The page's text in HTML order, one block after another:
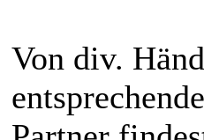
Von div.